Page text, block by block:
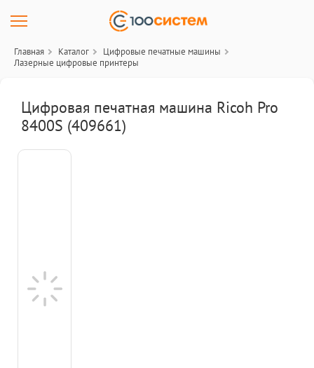
Главная Каталог
Цифровые печатные машины
Лазерные цифровые принтеры
Цифровая печатная машина Ricoh Pro
8400S (409661)